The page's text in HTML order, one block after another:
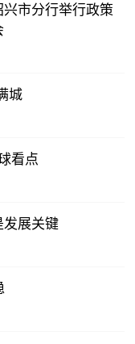
市分行举行政策
城
看点
发展关键